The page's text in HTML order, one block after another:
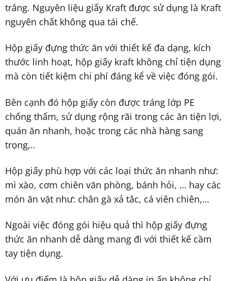
trắng. Nguyên liệu giấy Kraft được sử dụng là Kraft
nguyên chất không qua tái chế.
Hộp giấy đựng thức ăn với thiết kế đa dạng, kích
thước linh hoạt, hộp giấy kraft không chỉ tiện dụng
mà còn tiết kiệm chi phí đáng kể về việc đóng gói.
Bên cạnh đó hộp giấy còn được tráng lớp PE
chống thấm, sử dụng rộng rãi trong các ăn tiện lợi,
quán ăn nhanh, hoặc trong các nhà hàng sang
trọng,..
Hộp giấy phù hợp với các loại thức ăn nhanh như:
mì xào, cơm chiên văn phòng, bánh hỏi, … hay các
món ăn vặt như: chân gà xả tắc, cá viên chiên,…
Ngoài việc đóng gói hiệu quả thì hộp giấy đựng
thức ăn nhanh dễ dàng mang đi với thiết kế cầm
tay tiện dụng.